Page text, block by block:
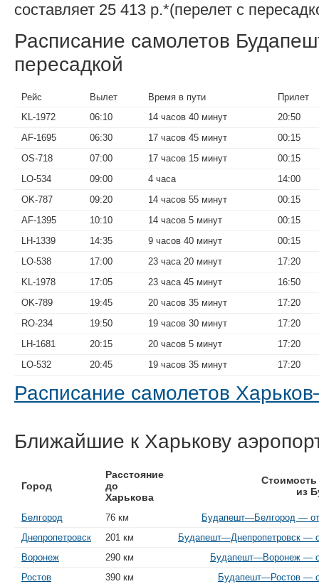
составляет 25 413 р.*(перелет с
Расписание самолетов
пересадкой
Рейс Вылет Время в пути
Прилет
KL-1972
06:10 14 часов 40 минут
20:50
AF-1695
06:30 17 часов 45 минут
00:15
OS-718
07:00 17 часов 15 минут
00:15
LO-534
09:00 4 часа
14:00
OK-787
09:20 14 часов 55 минут
00:15
AF-1395
10:10 14 часов 5 минут
00:15
LH-1339
14:35 9 часов 40 минут
00:15
LO-538
17:00 23 часа 20 минут
17:20
KL-1978
17:05 23 часа 45 минут
16:50
OK-789
19:45 20 часов 35 минут
17:20
RO-234
19:50 19 часов 30 минут
17:20
LH-1681
20:15 20 часов 5 минут
17:20
LO-532
20:45 19 часов 35 минут 17:20
Расписание самолетов
Ближайшие к Харькову
Город
Расстояние
до
Харькова
Стоимость
из
Белгород 76 км
Будапешт—Белгород —
Днепропетровск
201 км
Будапешт—Днепропетровск —
Воронеж
290 км
Будапешт—Воронеж —
Ростов
390 км
Будапешт—Ростов —